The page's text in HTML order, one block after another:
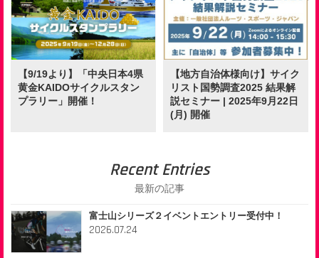
【9/19より】「中央日本4県
黄金KAIDOサイクルスタン
プラリー」開催！
【地方自治体様向け】サイク
リスト国勢調査2025 結果解
説セミナー | 2025年9月22日
(月) 開催
Recent Entries
最新の記事
富士山シリーズ２イベントエントリー受付中！
2026.07.24